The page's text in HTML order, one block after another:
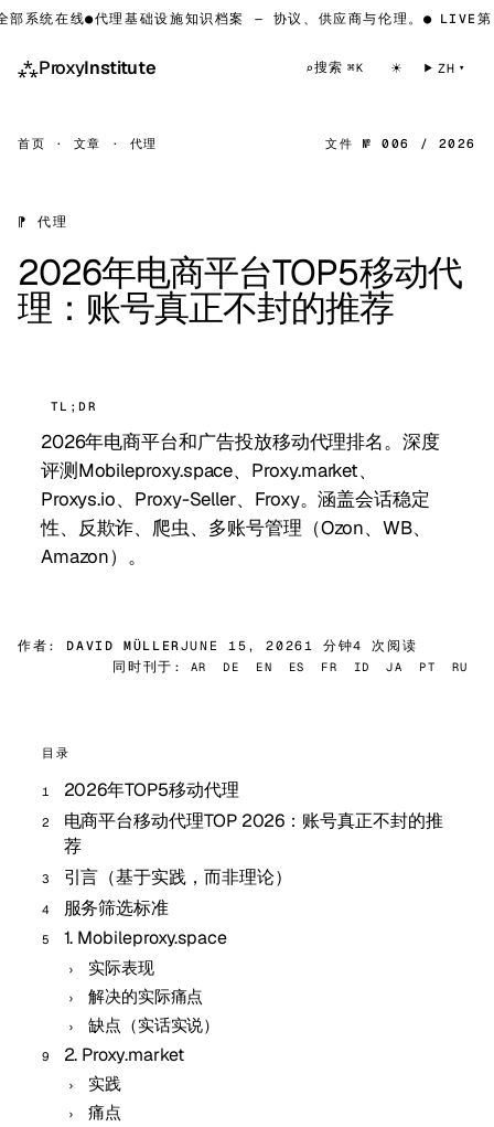
统在线●代理基础设施知识档案 — 协议、供应商与伦理。● LIVE第III
⁂ProxyInstitute ⌕搜索 ⌘K ☀ ZH
首页 · 文章 · 代理 文件 № 006 / 2026
⁋ 代理
2026年电商平台TOP5移动代
理：账号真正不封的推荐
TL;DR
2026年电商平台和广告投放移动代理排名。深度
评测Mobileproxy.space、Proxy.market、
Proxys.io、Proxy-Seller、Froxy。涵盖会话稳定
性、反欺诈、爬虫、多账号管理（Ozon、WB、
Amazon）。
作者: DAVID MÜLLERJUNE 15, 20261 分钟4 次阅读
同时刊于:
AR DE EN ES FR ID JA PT RU
目录
2026年TOP5移动代理
电商平台移动代理TOP 2026：账号真正不封的推
荐
引言（基于实践，而非理论）
服务筛选标准
1. Mobileproxy.space
实际表现
解决的实际痛点
缺点（实话实说）
2. Proxy.market
实践
痛点